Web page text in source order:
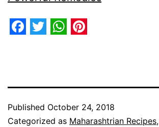
Published October 24, 2018
Categorized as Maharashtrian Recipes,